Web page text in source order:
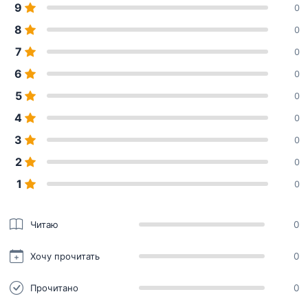
9 0
8 0
7 0
6 0
5 0
4 0
3 0
2 0
1 0
Читаю 0
Хочу прочитать 0
Прочитано 0